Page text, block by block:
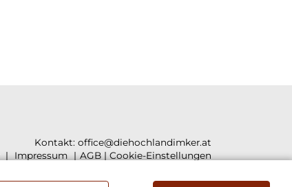
Kontakt: office@diehochlandimker.at
Impressum AGB|Cookie-Einstellungen